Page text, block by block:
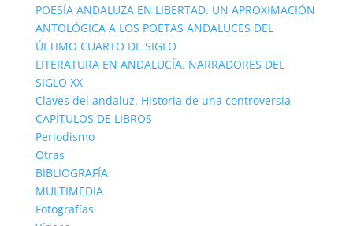
POESÍA ANDALUZA EN LIBERTAD. UN APROXIMACIÓN
ANTOLÓGICA A LOS POETAS ANDALUCES DEL
ÚLTIMO CUARTO DE SIGLO
LITERATURA EN ANDALUCÍA. NARRADORES DEL
SIGLO XX
Claves del andaluz. Historia de una controversia
CAPÍTULOS DE LIBROS
Periodismo
Otras
BIBLIOGRAFÍA
MULTIMEDIA
Fotografías